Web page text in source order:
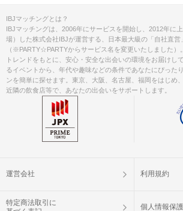
IBJマッチングとは？
IBJマッチングは、2006年にサービスを開始し、2012年に
場）した株式会社IBJが運営する、日本最大級の「自社直営
（※PARTY☆PARTYからサービス名を変更いたしました）
トレンドをもとに、安心・安全な出会いの環境をお届けし
るイベントから、年代や趣味などの条件であなたにぴった
ンを簡単に探せます。東京、大阪、名古屋、福岡をはじめ
近隣の飲食店等で、あなたの出会いをサポートします。
運営会社 利用規約
特定商法取引に
個人情報保